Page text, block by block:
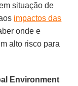
situação de
impactos das
onde e
alto risco para
Environment